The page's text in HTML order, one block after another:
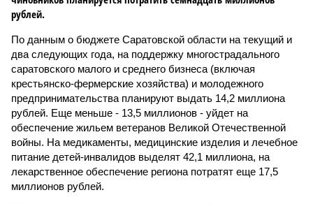
рублей.
По данным о бюджете Саратовской области на текущий и
два следующих года, на поддержку многострадального
саратовского малого и среднего бизнеса (включая
крестьянско-фермерские хозяйства) и молодежного
предпринимательства планируют выдать 14,2 миллиона
рублей. Еще меньше - 13,5 миллионов - уйдет на
обеспечение жильем ветеранов Великой Отечественной
войны. На медикаменты, медицинские изделия и лечебное
питание детей-инвалидов выделят 42,1 миллиона, на
лекарственное обеспечение региона потратят еще 17,5
миллионов рублей.